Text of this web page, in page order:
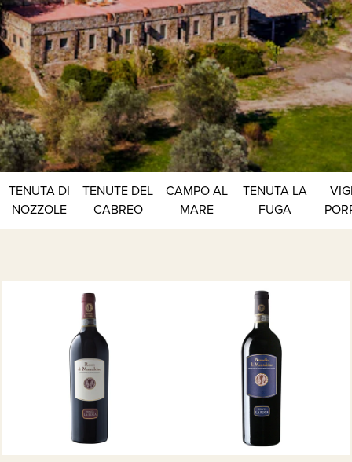
TENUTA DI
NOZZOLE
TENUTE DEL
CABREO
CAMPO AL
MARE
TENUTA LA
FUGA